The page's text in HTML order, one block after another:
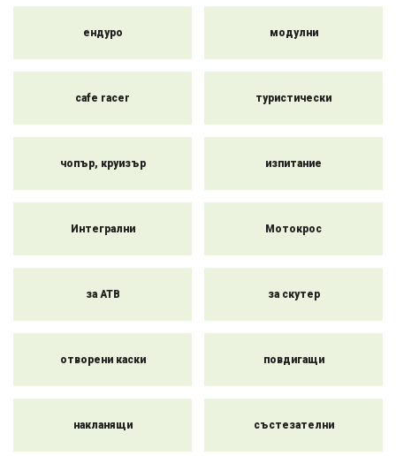
дори на най-взискателните клиенти. Каската не само
превръща в атрактивен моден аксесоар за вашето
мотоциклетно облекло. Тук можете да избирате от широка
ендуро модулни
cafe racer туристически
чопър, круизър изпитание
Интегрални Мотокрос
за АТВ за скутер
отворени каски повдигащи
накланящи състезателни